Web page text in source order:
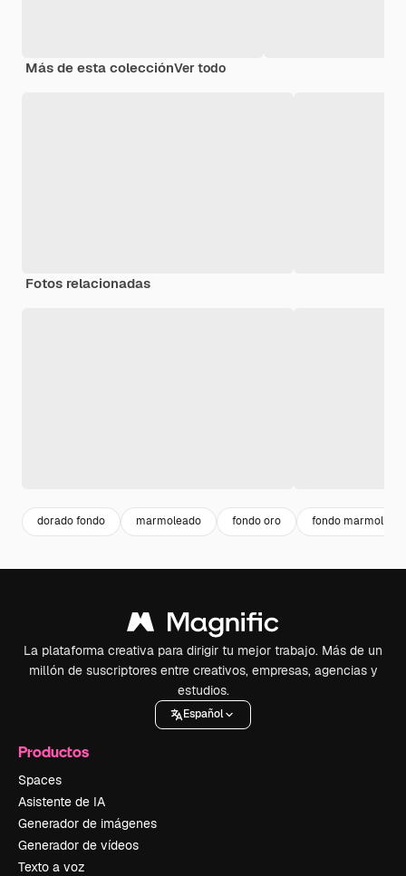
Más de esta colecciónVer todo
Fotos relacionadas
dorado fondo marmoleado fondo oro fondo marmol
La plataforma creativa para dirigir tu mejor trabajo. Más de un
millón de suscriptores entre creativos, empresas, agencias y
estudios.
Español
Productos
Spaces
Asistente de IA
Generador de imágenes
Generador de vídeos
Texto a voz